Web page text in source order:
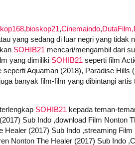
,bioskop21,Cinemaindo,DutaFilm,
yang sedang di luar negri yang tidak
SOHIB21 mencari/mengambil dari
yang dimiliki SOHIB21 seperti film
Aquaman (2018), Paradise Hills
banyak film-film yang dibintangi
SOHIB21 kepada teman-
Sub Indo ,download Film Nonton
Healer (2017) Sub Indo ,streaming Film
Nonton The Healer (2017) Sub Indo